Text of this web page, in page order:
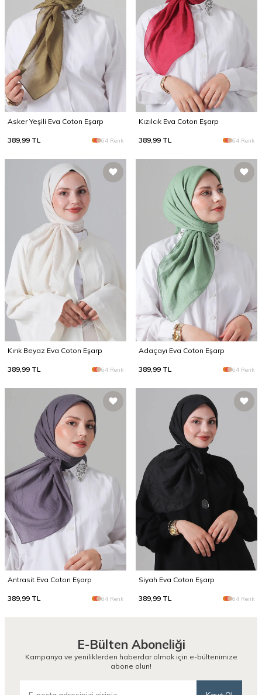
Asker Yeşili Eva Coton Eşarp
389,99 TL 64 Renk
Kızılcık Eva Coton Eşarp
389,99 TL 64 Renk
Kırık Beyaz Eva Coton Eşarp
389,99 TL 64 Renk
Adaçayı Eva Coton Eşarp
389,99 TL 64 Renk
Antrasit Eva Coton Eşarp
389,99 TL 64 Renk
Siyah Eva Coton Eşarp
389,99 TL 64 Renk
E-Bülten Aboneliği
Kampanya ve yeniliklerden haberdar olmak için e-bültenimize
abone olun!